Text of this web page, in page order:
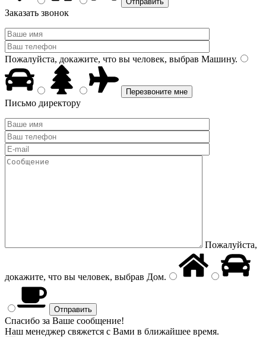
Заказать звонок
Пожалуйста, докажите, что вы человек, выбрав Машину.
Письмо директору
Пожалуйста,
докажите, что вы человек, выбрав Дом.
Спасибо за Ваше сообщение!
Наш менеджер свяжется с Вами в ближайшее время.